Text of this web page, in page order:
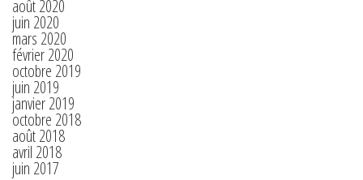
août 2020
juin 2020
mars 2020
février 2020
octobre 2019
juin 2019
janvier 2019
octobre 2018
août 2018
avril 2018
juin 2017